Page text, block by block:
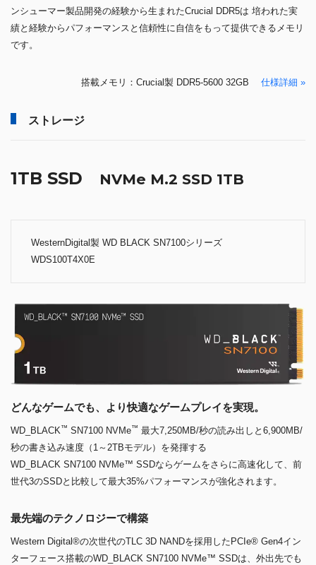
ンシューマー製品開発の経験から生まれたCrucial DDR5は 培われた実
績と経験からパフォーマンスと信頼性に自信をもって提供できるメモリ
です。
搭載メモリ：Crucial製 DDR5-5600 32GB 仕様詳細 »
ストレージ
1TB SSD NVMe M.2 SSD 1TB
WesternDigital製 WD BLACK SN7100シリーズ
WDS100T4X0E
どんなゲームでも、より快適なゲームプレイを実現。
WD_BLACK™ SN7100 NVMe™ 最大7,250MB/秒の読み出しと6,900MB/
秒の書き込み速度（1～2TBモデル）を発揮する
WD_BLACK SN7100 NVMe™ SSDならゲームをさらに高速化して、前
世代3のSSDと比較して最大35%パフォーマンスが強化されます。
最先端のテクノロジーで構築
Western Digital®の次世代のTLC 3D NANDを採用したPCIe® Gen4イン
ターフェース搭載のWD_BLACK SN7100 NVMe™ SSDは、外出先でも